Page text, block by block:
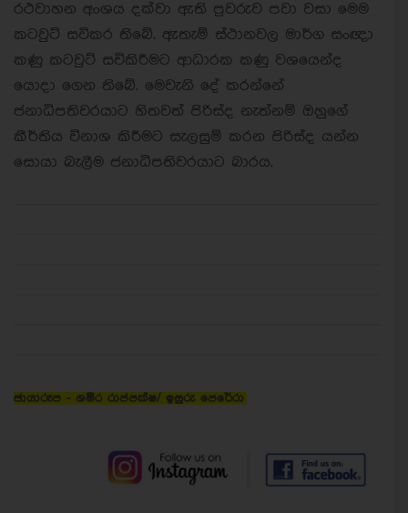
රථවාහන අංශය දක්වා ඇති පුවරුව පවා වසා මෙම
කටවුට් සවිකර තිබේ. ඇතැම් ස්ථානවල මාර්ග සංඥා
කණු කටවුට් සවිකිරීමට ආධාරක කණු වශයෙන්ද
යොදා ගෙන තිබේ. මෙවැනි දේ කරන්නේ
ජනාධිපතිවරයාට හිතවත් පිරිස්ද නැත්නම් ඔහුගේ
කීර්තිය විනාශ කිරීමට සැලසුම් කරන පිරිස්ද යන්න
සොයා බැලීම ජනාධිපතිවරයාට බාරය.
ඡායාරූප - ශමීර රාජපක්ෂ/ ඉසුරු පෙරේරා